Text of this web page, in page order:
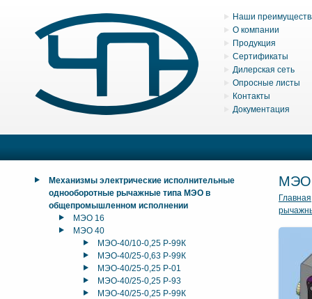
Наши
О компании
Продукция
Сертификаты
Дилерская сеть
Опросные листы
Контакты
Документация
Механизмы электрические исполнительные
однооборотные рычажные типа МЭО в
общепромышленном исполнении
МЭО 16
МЭО 40
МЭО-40/10-0,25 Р-99К
МЭО-40/25-0,63 Р-99К
МЭО-40/25-0,25 Р-01
МЭО-40/25-0,25 Р-93
МЭО-40/25-0,25 Р-99К
МЭО
Главная